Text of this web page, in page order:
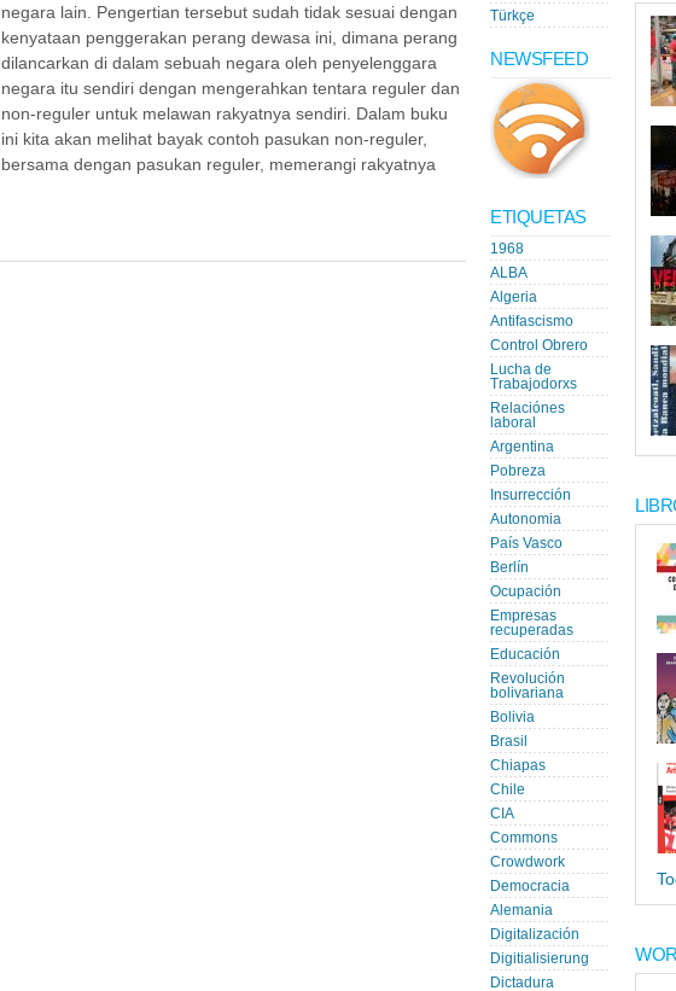
negara lain. Pengertian tersebut sudah tidak sesuai dengan
kenyataan penggerakan perang dewasa ini, dimana perang
dilancarkan di dalam sebuah negara oleh penyelenggara
negara itu sendiri dengan mengerahkan tentara reguler dan
non-reguler untuk melawan rakyatnya sendiri. Dalam buku
ini kita akan melihat bayak contoh pasukan non-reguler,
bersama dengan pasukan reguler, memerangi rakyatnya
Türkçe
NEWSFEED
ETIQUETAS
1968
ALBA
Algeria
Antifascismo
Control Obrero
Lucha de
Trabajodorxs
Relaciónes
laboral
Argentina
Pobreza
Insurrección
Autonomia
País Vasco
Berlín
Ocupación
Empresas
recuperadas
Educación
Revolución
bolivariana
Bolivia
Brasil
Chiapas
Chile
CIA
Commons
Crowdwork
Democracia
Alemania
Digitalización
Digitialisierung
Dictadura